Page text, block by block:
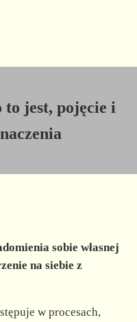
to jest, pojęcie i
sobie własnej
na siebie z
w procesach,